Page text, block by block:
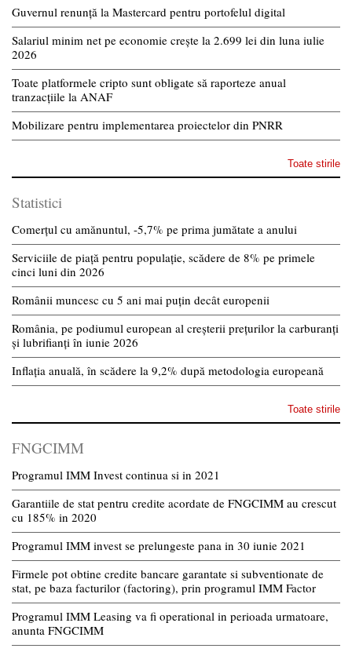
Guvernul renunță la Mastercard pentru portofelul digital
Salariul minim net pe economie crește la 2.699 lei din luna iulie
2026
Toate platformele cripto sunt obligate să raporteze anual
tranzacțiile la ANAF
Mobilizare pentru implementarea proiectelor din PNRR
Toate stirile
Statistici
Comerțul cu amănuntul, -5,7% pe prima jumătate a anului
Serviciile de piață pentru populație, scădere de 8% pe primele
cinci luni din 2026
Românii muncesc cu 5 ani mai puțin decât europenii
România, pe podiumul european al creșterii prețurilor la carburanți
și lubrifianți în iunie 2026
Inflația anuală, în scădere la 9,2% după metodologia europeană
Toate stirile
FNGCIMM
Programul IMM Invest continua si in 2021
Garantiile de stat pentru credite acordate de FNGCIMM au crescut
cu 185% in 2020
Programul IMM invest se prelungeste pana in 30 iunie 2021
Firmele pot obtine credite bancare garantate si subventionate de
stat, pe baza facturilor (factoring), prin programul IMM Factor
Programul IMM Leasing va fi operational in perioada urmatoare,
anunta FNGCIMM